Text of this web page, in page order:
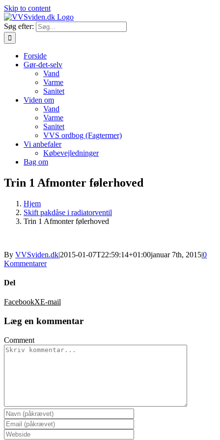
Skip to content
Søg efter:
Forside
Gør-det-selv
Vand
Varme
Sanitet
Viden om
Vand
Varme
Sanitet
VVS ordbog (Fagtermer)
Vi anbefaler
Købevejledninger
Bag om
Trin 1 Afmonter følerhoved
Hjem
Skift pakdåse i radiatorventil
Trin 1 Afmonter følerhoved
By VVSviden.dk|2015-01-07T22:59:14+01:00januar 7th, 2015|0
Kommentarer
Del
FacebookXE-mail
Læg en kommentar
Comment